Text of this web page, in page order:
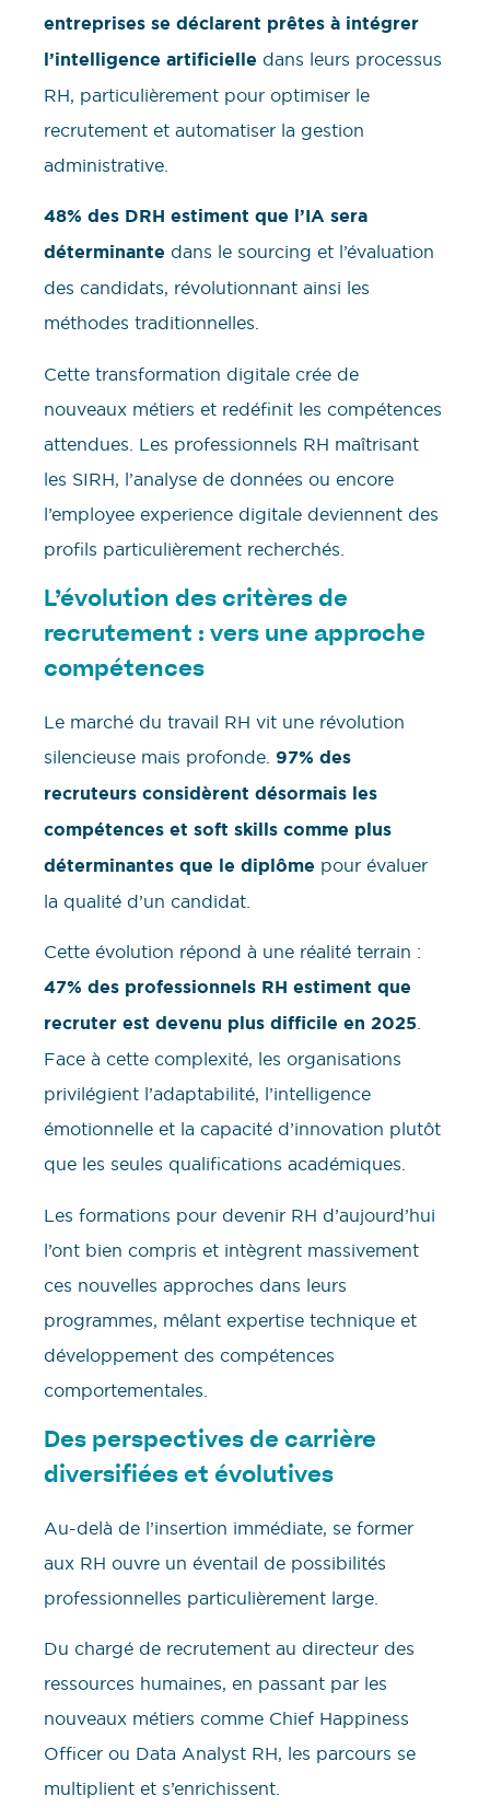
entreprises se déclarent prêtes à intégrer
l’intelligence artificielle dans leurs processus
RH, particulièrement pour optimiser le
recrutement et automatiser la gestion
administrative.
48% des DRH estiment que l’IA sera
déterminante dans le sourcing et l’évaluation
des candidats, révolutionnant ainsi les
méthodes traditionnelles.
Cette transformation digitale crée de
nouveaux métiers et redéfinit les compétences
attendues. Les professionnels RH maîtrisant
les SIRH, l’analyse de données ou encore
l’employee experience digitale deviennent des
profils particulièrement recherchés.
L’évolution des critères de
recrutement : vers une approche
compétences
Le marché du travail RH vit une révolution
silencieuse mais profonde. 97% des
recruteurs considèrent désormais les
compétences et soft skills comme plus
déterminantes que le diplôme pour évaluer
la qualité d’un candidat.
Cette évolution répond à une réalité terrain :
47% des professionnels RH estiment que
recruter est devenu plus difficile en 2025.
Face à cette complexité, les organisations
privilégient l’adaptabilité, l’intelligence
émotionnelle et la capacité d’innovation plutôt
que les seules qualifications académiques.
Les formations pour devenir RH d’aujourd’hui
l’ont bien compris et intègrent massivement
ces nouvelles approches dans leurs
programmes, mêlant expertise technique et
développement des compétences
comportementales.
Des perspectives de carrière
diversifiées et évolutives
Au-delà de l’insertion immédiate, se former
aux RH ouvre un éventail de possibilités
professionnelles particulièrement large.
Du chargé de recrutement au directeur des
ressources humaines, en passant par les
nouveaux métiers comme Chief Happiness
Officer ou Data Analyst RH, les parcours se
multiplient et s’enrichissent.